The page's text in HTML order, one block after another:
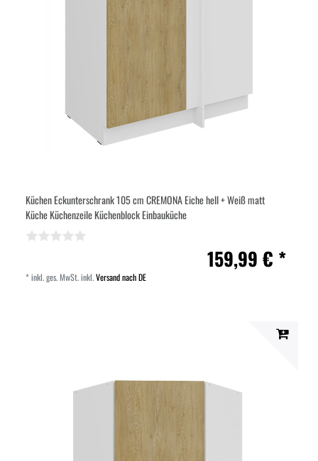
Küchen Eckunterschrank 105 cm CREMONA Eiche hell + Weiß matt
Küche Küchenzeile Küchenblock Einbauküche
159,99 € *
*inkl. ges. MwSt.inkl.Versand nach DE